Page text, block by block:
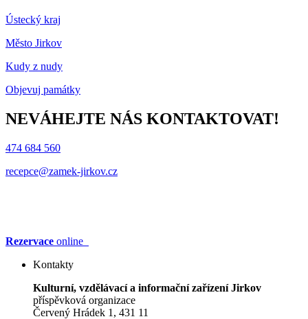
Ústecký kraj
Město Jirkov
Kudy z nudy
Objevuj památky
NEVÁHEJTE NÁS KONTAKTOVAT!
474 684 560
recepce@zamek-jirkov.cz
Rezervace online
Kontakty
Kulturní, vzdělávací a informační zařízení Jirkov
příspěvková organizace
Červený Hrádek 1, 431 11